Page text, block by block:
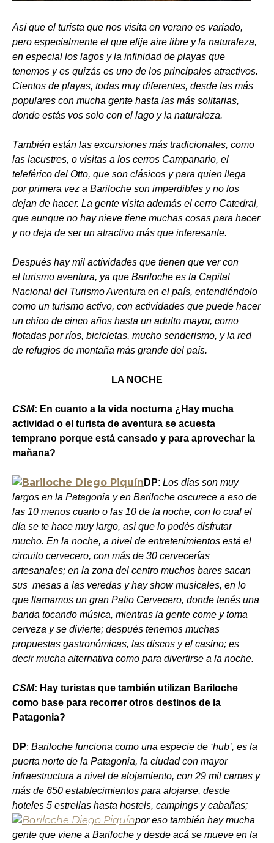
Así que el turista que nos visita en verano es variado,
pero especialmente el que elije aire libre y la naturaleza,
en especial los lagos y la infinidad de playas que
tenemos y es quizás es uno de los principales atractivos.
Cientos de playas, todas muy diferentes, desde las más
populares con mucha gente hasta las más solitarias,
donde estás vos solo con el lago y la naturaleza.
También están las excursiones más tradicionales, como
las lacustres, o visitas a los cerros Campanario, el
teleférico del Otto, que son clásicos y para quien llega
por primera vez a Bariloche son imperdibles y no los
dejan de hacer. La gente visita además el cerro Catedral,
que aunque no hay nieve tiene muchas cosas para hacer
y no deja de ser un atractivo más que interesante.
Después hay mil actividades que tienen que ver con
el turismo aventura, ya que Bariloche es la Capital
Nacional del Turismo Aventura en el país, entendiéndolo
como un turismo activo, con actividades que puede hacer
un chico de cinco años hasta un adulto mayor, como
flotadas por ríos, bicicletas, mucho senderismo, y la red
de refugios de montaña más grande del país.
LA NOCHE
CSM: En cuanto a la vida nocturna ¿Hay mucha
actividad o el turista de aventura se acuesta
temprano porque está cansado y para aprovechar la
mañana?
DP: Los días son muy
largos en la Patagonia y en Bariloche oscurece a eso de
las 10 menos cuarto o las 10 de la noche, con lo cual el
día se te hace muy largo, así que lo podés disfrutar
mucho. En la noche, a nivel de entretenimientos está el
circuito cervecero, con más de 30 cervecerías
artesanales; en la zona del centro muchos bares sacan
sus mesas a las veredas y hay show musicales, en lo
que llamamos un gran Patio Cervecero, donde tenés una
banda tocando música, mientras la gente come y toma
cerveza y se divierte; después tenemos muchas
propuestas gastronómicas, las discos y el casino; es
decir mucha alternativa como para divertirse a la noche.
CSM: Hay turistas que también utilizan Bariloche
como base para recorrer otros destinos de la
Patagonia?
DP: Bariloche funciona como una especie de ‘hub’, es la
puerta norte de la Patagonia, la ciudad con mayor
infraestructura a nivel de alojamiento, con 29 mil camas y
más de 650 establecimientos para alojarse, desde
hoteles 5 estrellas hasta hostels, campings y cabañas;
por eso también hay mucha
gente que viene a Bariloche y desde acá se mueve en la